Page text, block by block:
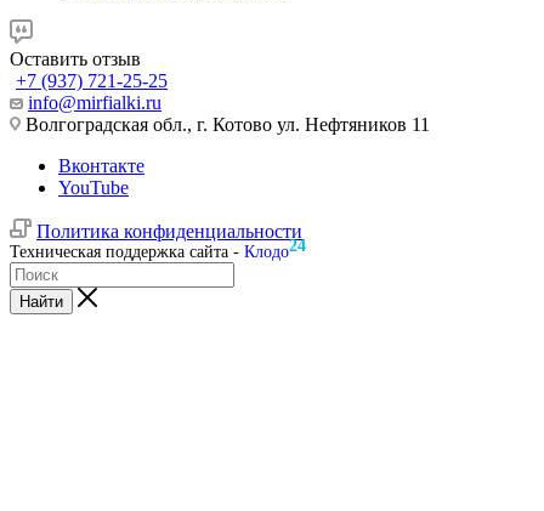
Оставить отзыв
+7 (937) 721-25-25
info@mirfialki.ru
Волгоградская обл., г. Котово ул. Нефтяников 11
Вконтакте
YouTube
Политика конфиденциальности
Техническая поддержка сайта - Клодо24
Найти